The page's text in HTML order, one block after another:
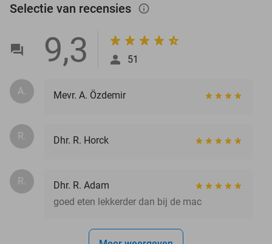
Selectie van recensies info_outlined
9,3 51
A. Mevr. A. Özdemir
R. Dhr. R. Horck
R.
Dhr. R. Adam
goed eten lekkerder dan bij de mac